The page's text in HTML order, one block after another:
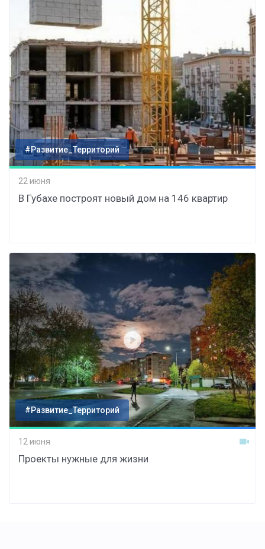
#Развитие_Территорий
22 июня
В Губахе построят новый дом на 146 квартир
#Развитие_Территорий
12 июня
Проекты нужные для жизни